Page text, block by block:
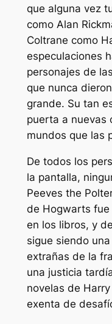
que alguna vez
como Alan
Coltrane como
especulaciones
personajes de
que nunca
grande. Su tan
puerta a nuevas
mundos que las
De todos los
la pantalla,
Peeves the
de Hogwarts fue
en los libros, y
sigue siendo
extrañas de la
una justicia
novelas de
exenta de